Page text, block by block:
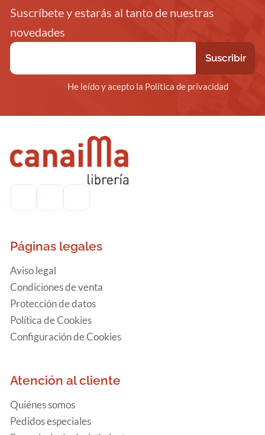
Suscríbete y estarás al tanto de nuestras
novedades
He leído y acepto la Política de privacidad
Páginas legales
Aviso legal
Condiciones de venta
Protección de datos
Política de Cookies
Configuración de Cookies
Atención al cliente
Quiénes somos
Pedidos especiales